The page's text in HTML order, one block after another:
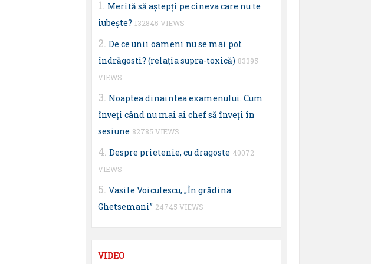
Merită să aştepţi pe cineva care nu te
iubeşte? 132845 VIEWS
De ce unii oameni nu se mai pot
îndrăgosti? (relaţia supra-toxică) 83395
VIEWS
Noaptea dinaintea examenului. Cum
înveţi când nu mai ai chef să înveţi în
sesiune 82785 VIEWS
Despre prietenie, cu dragoste 40072
VIEWS
Vasile Voiculescu, „În grădina
Ghetsemani” 24745 VIEWS
VIDEO